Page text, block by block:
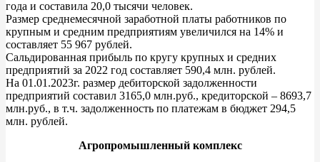
года и составила 20,0 тысячи человек.
Размер среднемесячной заработной платы работников по
крупным и средним предприятиям увеличился на 14% и
составляет 55 967 рублей.
Сальдированная прибыль по кругу крупных и средних
предприятий за 2022 год составляет 590,4 млн. рублей.
На 01.01.2023г. размер дебиторской задолженности
предприятий составил 3165,0 млн.руб., кредиторской – 8693,7
млн.руб., в т.ч. задолженность по платежам в бюджет 294,5
млн. рублей.
Агропромышленный комплекс